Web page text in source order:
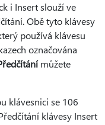
i Insert slouží ve
Obě tyto klávesy
používá klávesu
označována
můžete
klávesnici se 106
klávesy Insert